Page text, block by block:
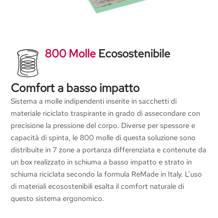
800 Molle Ecosostenibile
Comfort a basso impatto
Sistema a molle indipendenti inserite in sacchetti di
materiale riciclato traspirante in grado di assecondare con
precisione la pressione del corpo. Diverse per spessore e
capacità di spinta, le 800 molle di questa soluzione sono
distribuite in 7 zone a portanza differenziata e contenute da
un box realizzato in schiuma a basso impatto e strato in
schiuma riciclata secondo la formula ReMade in Italy. L’uso
di materiali ecosostenibili esalta il comfort naturale di
questo sistema ergonomico.